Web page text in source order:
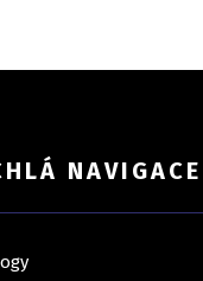
NAVIGACE